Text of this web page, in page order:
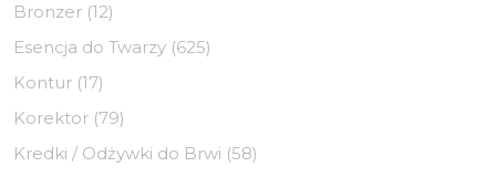
Bronzer (12)
Esencja do Twarzy (625)
Kontur (17)
Korektor (79)
Kredki / Odżywki do Brwi (58)